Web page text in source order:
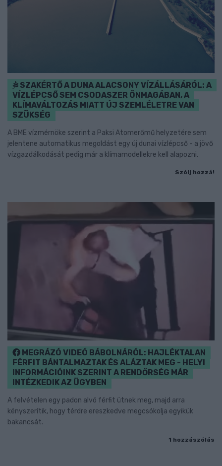
SZAKÉRTŐ A DUNA ALACSONY VÍZÁLLÁSÁRÓL: A
VÍZLÉPCSŐ SEM CSODASZER ÖNMAGÁBAN, A
KLÍMAVÁLTOZÁS MIATT ÚJ SZEMLÉLETRE VAN
SZÜKSÉG
A BME vízmérnöke szerint a Paksi Atomerőmű helyzetére sem
jelentene automatikus megoldást egy új dunai vízlépcső - a jövő
vízgazdálkodását pedig már a klímamodellekre kell alapozni.
Szólj hozzá!
MEGRÁZÓ VIDEÓ BÁBOLNÁRÓL: HAJLÉKTALAN
FÉRFIT BÁNTALMAZTAK ÉS ALÁZTAK MEG - HELYI
INFORMÁCIÓINK SZERINT A RENDŐRSÉG MÁR
INTÉZKEDIK AZ ÜGYBEN
A felvételen egy padon alvó férfit ütnek meg, majd arra
kényszerítik, hogy térdre ereszkedve megcsókolja egyikük
bakancsát.
1 hozzászólás